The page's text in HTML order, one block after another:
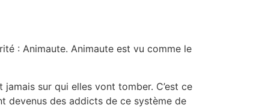
: Animaute. Animaute est vu comme le
sur qui elles vont tomber. C’est ce
devenus des addicts de ce système de